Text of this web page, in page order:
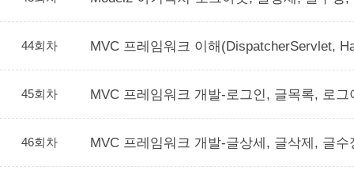
44회차 MVC 프레임워크 이해(DispatcherServlet,
45회차 MVC 프레임워크 개발-로그인, 글목록, 로그
46회차 MVC 프레임워크 개발-글상세, 글삭제, 글수